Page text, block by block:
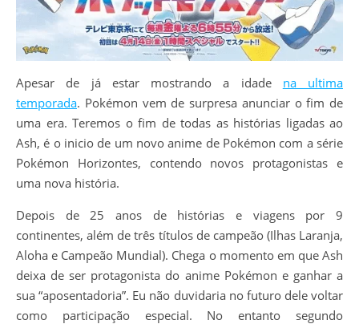
Apesar de já estar mostrando a idade na ultima
temporada. Pokémon vem de surpresa anunciar o fim de
uma era. Teremos o fim de todas as histórias ligadas ao
Ash, é o inicio de um novo anime de Pokémon com a série
Pokémon Horizontes, contendo novos protagonistas e
uma nova história.
Depois de 25 anos de histórias e viagens por 9
continentes, além de três títulos de campeão (Ilhas Laranja,
Aloha e Campeão Mundial). Chega o momento em que Ash
deixa de ser protagonista do anime Pokémon e ganhar a
sua “aposentadoria”. Eu não duvidaria no futuro dele voltar
como participação especial. No entanto segundo